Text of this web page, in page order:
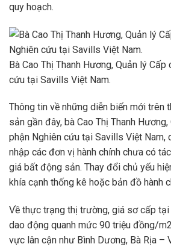
quy hoạch.
Bà Cao Thị Thanh Hương, Quản lý
cứu tại Savills Việt Nam.
Thông tin về những diễn biến mới trên
sản gần đây, bà Cao Thị Thanh
phận Nghiên cứu tại Savills Việt Nam,
nhập các đơn vị hành chính chưa có
giá bất động sản. Thay đổi chủ yếu
khía cạnh thống kê hoặc bản đồ hành
Về thực trạng thị trường, giá sơ cấp tại
dao động quanh mức 90 triệu đồng/
vực lân cận như Bình Dương, Bà Rịa –